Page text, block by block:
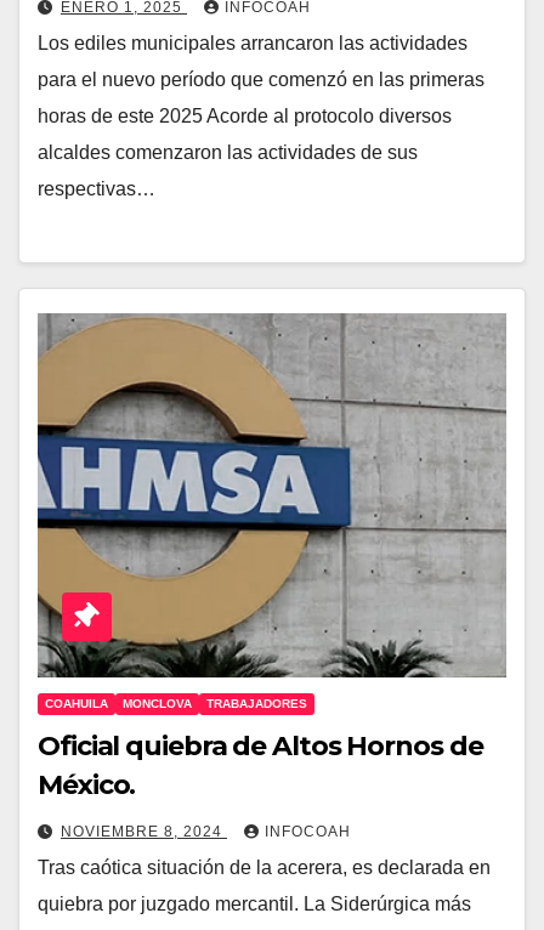
ENERO 1, 2025 INFOCOAH
Los ediles municipales arrancaron las actividades
para el nuevo período que comenzó en las primeras
horas de este 2025 Acorde al protocolo diversos
alcaldes comenzaron las actividades de sus
respectivas…
COAHUILA MONCLOVA TRABAJADORES
Oficial quiebra de Altos Hornos de
México.
NOVIEMBRE 8, 2024 INFOCOAH
Tras caótica situación de la acerera, es declarada en
quiebra por juzgado mercantil. La Siderúrgica más